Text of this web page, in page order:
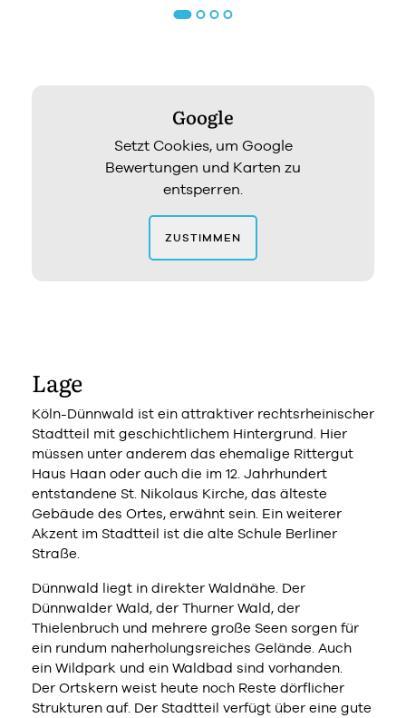
Google
Setzt Cookies, um Google
Bewertungen und Karten zu
entsperren.
ZUSTIMMEN
Lage
Köln-Dünnwald ist ein attraktiver rechtsrheinischer
Stadtteil mit geschichtlichem Hintergrund. Hier
müssen unter anderem das ehemalige Rittergut
Haus Haan oder auch die im 12. Jahrhundert
entstandene St. Nikolaus Kirche, das älteste
Gebäude des Ortes, erwähnt sein. Ein weiterer
Akzent im Stadtteil ist die alte Schule Berliner
Straße.
Dünnwald liegt in direkter Waldnähe. Der
Dünnwalder Wald, der Thurner Wald, der
Thielenbruch und mehrere große Seen sorgen für
ein rundum naherholungsreiches Gelände. Auch
ein Wildpark und ein Waldbad sind vorhanden.
Der Ortskern weist heute noch Reste dörflicher
Strukturen auf. Der Stadtteil verfügt über eine gute